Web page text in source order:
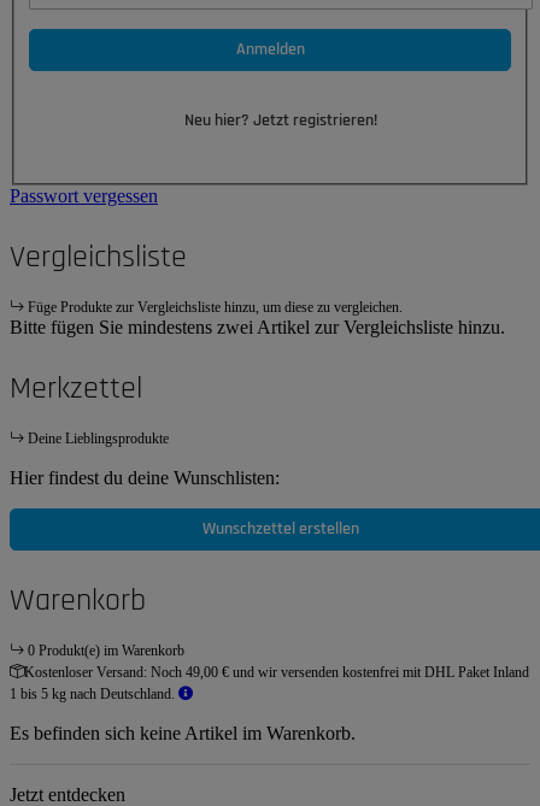
Anmelden
Neu hier? Jetzt registrieren!
Passwort vergessen
Vergleichsliste
Füge Produkte zur Vergleichsliste hinzu, um diese zu vergleichen.
Bitte fügen Sie mindestens zwei Artikel zur Vergleichsliste hinzu.
Merkzettel
Deine Lieblingsprodukte
Hier findest du deine Wunschlisten:
Wunschzettel erstellen
Warenkorb
0 Produkt(e) im Warenkorb
Kostenloser Versand: Noch 49,00 € und wir versenden kostenfrei mit DHL Paket Inland
1 bis 5 kg nach Deutschland.
Es befinden sich keine Artikel im Warenkorb.
Jetzt entdecken